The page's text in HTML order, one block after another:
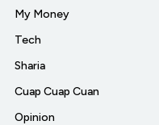
My Money
Tech
Sharia
Cuap Cuap Cuan
Opinion